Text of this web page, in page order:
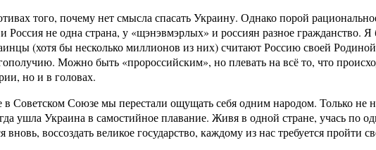
того, почему нет смысла спасать Украину. Однако порой
не одна страна, у «щэнэвмэрлых» и россиян разное гражданство.
(хотя бы несколько миллионов из них) считают Россию своей
Можно быть «пророссийским», но плевать на всё то, что
но и в головах.
Советском Союзе мы перестали ощущать себя одним народом. Только не
ушла Украина в самостийное плавание. Живя в одной стране, учась
воссоздать великое государство, каждому из нас требуется пройти